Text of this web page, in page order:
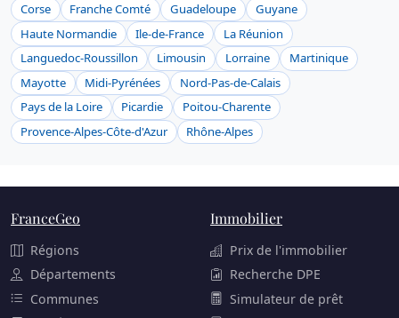
Corse
Franche Comté Guadeloupe
Guyane
Haute Normandie
Ile-de-France
La Réunion
Languedoc-Roussillon
Limousin Lorraine
Martinique
Mayotte
Midi-Pyrénées
Nord-Pas-de-Calais
Pays de la Loire
Picardie
Poitou-Charente
Provence-Alpes-Côte-d'Azur
Rhône-Alpes
FranceGeo
Régions
Départements
Communes
Immobilier
Prix de l'immobilier
Recherche DPE
Simulateur de prêt